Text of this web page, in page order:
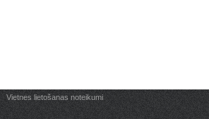
Vietnes lietošanas noteikumi